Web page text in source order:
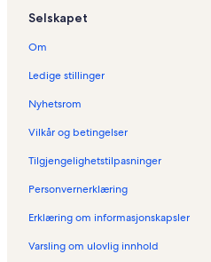
Selskapet
Om
Ledige stillinger
Nyhetsrom
Vilkår og betingelser
Tilgjengelighetstilpasninger
Personvernerklæring
Erklæring om informasjonskapsler
Varsling om ulovlig innhold